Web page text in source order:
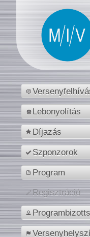
Lebonyolítás
Díjazás
Szponzorok
Program
Regisztráció